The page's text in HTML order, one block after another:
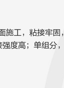
工，粘接牢固
度高；单组分